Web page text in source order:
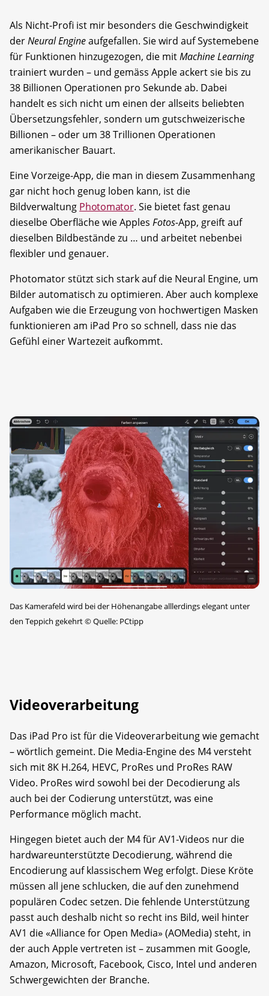
Als Nicht-Profi ist mir besonders die Geschwindigkeit
derNeural Engineaufgefallen. Sie wird auf Systemebene
für Funktionen hinzugezogen, die mitMachine Learning
trainiert wurden – und gemäss Apple ackert sie bis zu
38 Billionen Operationen pro Sekunde ab. Dabei
handelt es sich nicht um einen der allseits beliebten
Übersetzungsfehler, sondern um gutschweizerische
Billionen – oder um 38 Trillionen Operationen
amerikanischer Bauart.
Eine Vorzeige-App, die man in diesem Zusammenhang
gar nicht hoch genug loben kann, ist die
Bildverwaltung Photomator. Sie bietet fast genau
dieselbe Oberfläche wie Apples Fotos-App, greift auf
dieselben Bildbestände zu … und arbeitet nebenbei
flexibler und genauer.
Photomator stützt sich stark auf die Neural Engine, um
Bilder automatisch zu optimieren. Aber auch komplexe
Aufgaben wie die Erzeugung von hochwertigen Masken
funktionieren am iPad Pro so schnell, dass nie das
Gefühl einer Wartezeit aufkommt.
Das Kamerafeld wird bei der Höhenangabe alllerdings elegant unter
den Teppich gekehrt©Quelle: PCtipp
Videoverarbeitung
Das iPad Pro ist für die Videoverarbeitung wie gemacht
– wörtlich gemeint. Die Media-Engine des M4 versteht
sich mit 8K H.264, HEVC, ProRes und ProRes RAW
Video. ProRes wird sowohl bei der Decodierung als
auch bei der Codierung unterstützt, was eine
Performance möglich macht.
Hingegen bietet auch der M4 für AV1-Videos nur die
hardwareunterstützte Decodierung, während die
Encodierung auf klassischem Weg erfolgt. Diese Kröte
müssen all jene schlucken, die auf den zunehmend
populären Codec setzen. Die fehlende Unterstützung
passt auch deshalb nicht so recht ins Bild, weil hinter
AV1 die «Alliance for Open Media» (AOMedia) steht, in
der auch Apple vertreten ist – zusammen mit Google,
Amazon, Microsoft, Facebook, Cisco, Intel und anderen
Schwergewichten der Branche.